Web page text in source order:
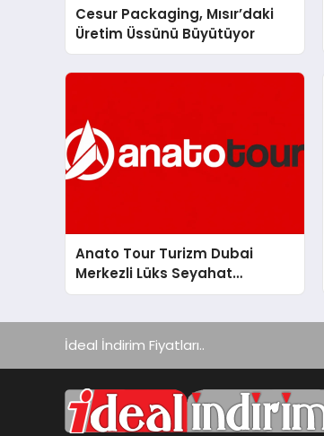
Cesur Packaging, Mısır’daki
Üretim Üssünü Büyütüyor
Anato Tour Turizm Dubai
Merkezli Lüks Seyahat
Hizmetleriyle Küresel
İdeal İndirim Fiyatları..